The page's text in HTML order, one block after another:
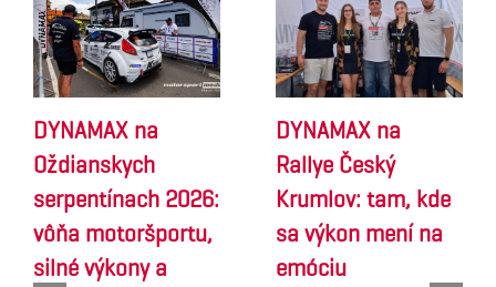
DYNAMAX na
Oždianskych
serpentínach 2026:
vôňa motoršportu,
silné výkony a
DYNAMAX na
Rallye Český
Krumlov: tam, kde
sa výkon mení na
emóciu